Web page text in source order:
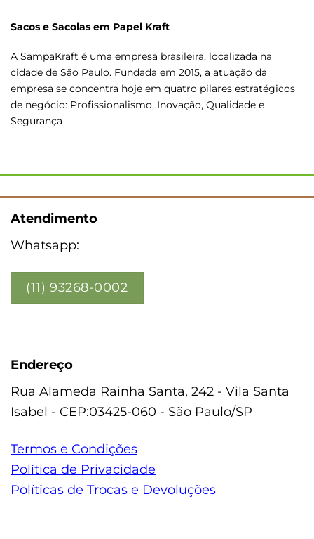
Sacos e Sacolas em Papel Kraft
A SampaKraft é uma empresa brasileira, localizada na
cidade de São Paulo. Fundada em 2015, a atuação da
empresa se concentra hoje em quatro pilares estratégicos
de negócio: Profissionalismo, Inovação, Qualidade e
Segurança
Atendimento
Whatsapp:
(11) 93268-0002
Endereço
Rua Alameda Rainha Santa, 242 - Vila Santa
Isabel - CEP:03425-060 - São Paulo/SP
Termos e Condições
Política de Privacidade
Políticas de Trocas e Devoluções